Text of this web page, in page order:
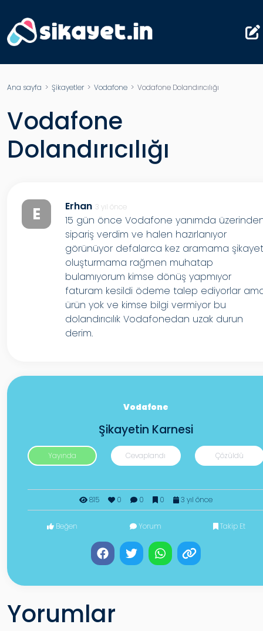
Ana sayfa > Şikayetler> Vodafone > Vodafone Dolandırıcılığı
Vodafone
Dolandırıcılığı
E Erhan 3 yıl önce
15 gün önce Vodafone yanımda
sipariş verdim ve halen hazırlanıyor
görünüyor defalarca kez aramama
oluşturmama rağmen muhatap
bulamıyorum kimse dönüş yapmıyor
faturam kesildi ödeme talep ediyorlar
ürün yok ve kimse bilgi vermiyor bu
dolandırıcılık Vodafonedan uzak durun
derim.
Vodafone
Şikayetin Karnesi
Yayında Cevaplandı Çözüldü
815 0 0 0 3 yıl önce
Beğen Yorum Takip Et
Yorumlar